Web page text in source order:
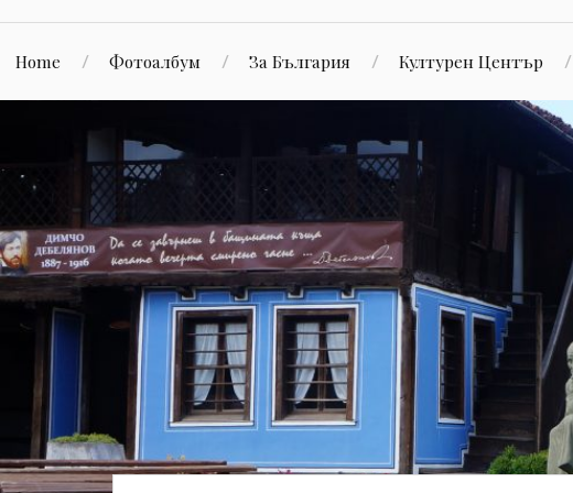
Home Фотоалбум За България Културен Център